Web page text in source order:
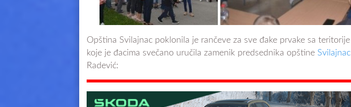
Opština Svilajnac poklonila je rančeve za sve đake prvake sa teritorije
koje je đacima svečano uručila zamenik predsednika opštine Svilajnac
Radević: